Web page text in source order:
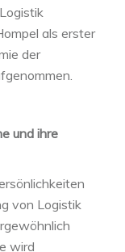
als erster
der
und ihre
von Logistik
wird